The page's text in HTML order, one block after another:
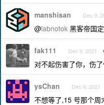
manshisan Dec 9,
@labnotok 黑客帝国
fak111 Dec 9, 2021
对不起伤害了你，伤
ysChan Dec 9, 2021
不想等了,15 号那个周